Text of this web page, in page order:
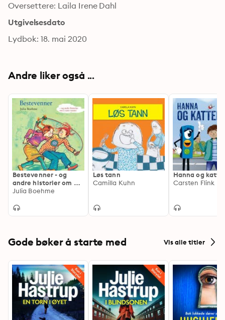
Oversettere: Laila Irene Dahl
Utgivelsesdato
Lydbok: 18. mai 2020
Andre liker også ...
Bestevenner - og
andre historier om å
være venner
Julia Boehme
Løs tann
Camilla Kuhn
Hanna og
Carsten Flink
Gode bøker å starte med Vis alle titler